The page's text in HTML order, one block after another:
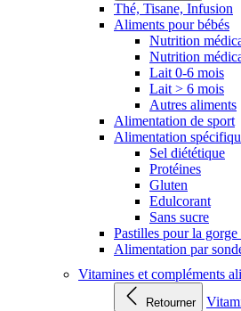
Thé, Tisane, Infusion
Aliments pour bébés
Nutrition
Nutrition
Lait 0-6 mois
Lait > 6 mois
Autres aliments
Alimentation de sport
Alimentation
Sel diététique
Protéines
Gluten
Edulcorant
Sans sucre
Pastilles pour la gorge
Alimentation par
Vitamines et compléments
Retourner